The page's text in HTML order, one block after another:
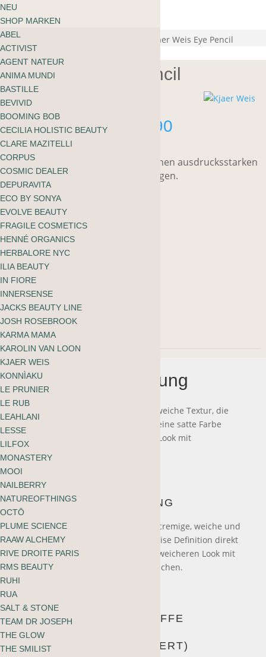
Start / Kjaer Weis Eye Pencil
Sale 30%
Kjaer Weis Eye Pencil
CHF37.00 Ursprünglicher
Preis
CHF 37.00
CHF 25.90Aktueller
CHF 25.90.
Lang anhaltender Augenstift für einen ausdrucksstarken
Blick, geeignet für empfindliche Augen.
Farbton
Zurücksetzen
Kjaer
Weis
Eye
Pencil
-
In den Warenkorb
Beschreibung
Dieser Augenstift hat eine cremig-weiche Textur, die
sich leicht auftragen lässt und für eine satte Farbe
sorgt. Für einen ausdrucksstarken Look mit
ANWENDUNG
Der Kjaer Weis Eye Pencil hat eine cremige, weiche und
geschmeidige Textur. Für eine präzise Definition direkt
mit dem Stift auftragen. Für einen weicheren Look mit
dem Kjaer Weis Angle Brush verwischen.
INHALTSSTOFFE
BRAUN (BIO-ZERTIFIZIERT)
Warenkorb
kein Produkt gefunden
zu shoppen
ÜBER MOOI
BLOG
English
NEU
SHOP MARKEN
ABEL
ACTIVIST
AGENT NATEUR
ANIMA MUNDI
BASTILLE
BEVIVID
BOOMING BOB
CECILIA HOLISTIC BEAUTY
CLARE MAZITELLI
CORPUS
COSMIC DEALER
DEPURAVITA
ECO BY SONYA
EVOLVE BEAUTY
FRAGILE COSMETICS
HENNÉ ORGANICS
HERBALORE NYC
ILIA BEAUTY
IN FIORE
INNERSENSE
JACKS BEAUTY LINE
JOSH ROSEBROOK
KARMA MAMA
KAROLIN VAN LOON
KJAER WEIS
KONNÌAKU
LE PRUNIER
LE RUB
LEAHLANI
LESSE
LILFOX
MONASTERY
MOOI
NAILBERRY
NATUREOFTHINGS
OCTŌ
PLUME SCIENCE
RAAW ALCHEMY
RIVE DROITE PARIS
RMS BEAUTY
RUHI
RUA
SALT & STONE
TEAM DR JOSEPH
THE GLOW
THE SMILIST